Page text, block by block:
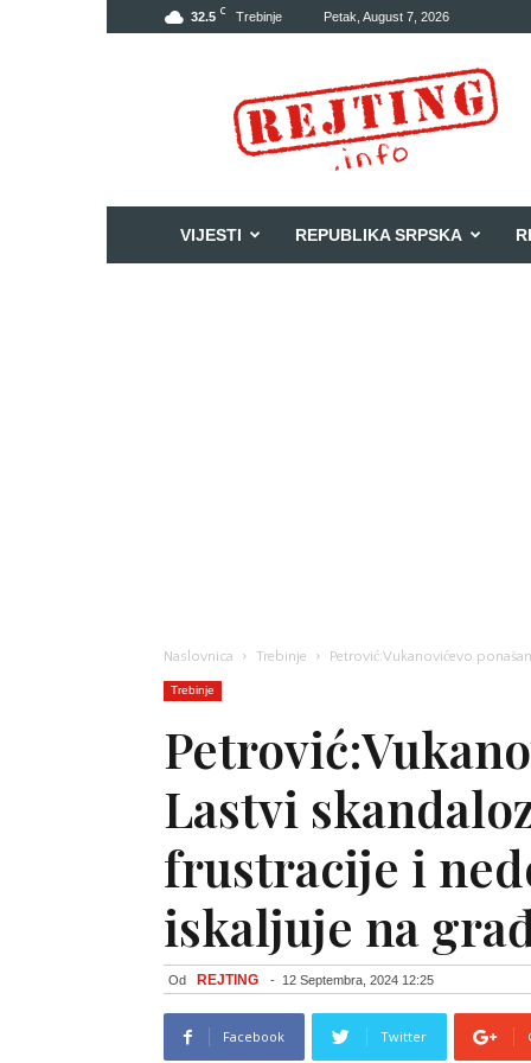
32.5 C Trebinje Petak, August 7, 2026
VIJESTI REPUBLIKA SRPSKA
Naslovnica Trebinje Petrović:Vukanovićevo
Trebinje
Lastvi
frustracije i
iskaljuje na
Od REJTING - 12 Septembra, 2024 12:25
Facebook Twitter